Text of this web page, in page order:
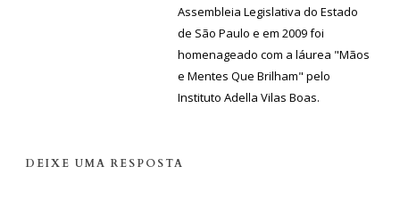
Assembleia Legislativa do Estado
de São Paulo e em 2009 foi
homenageado com a láurea "Mãos
e Mentes Que Brilham" pelo
Instituto Adella Vilas Boas.
DEIXE UMA RESPOSTA